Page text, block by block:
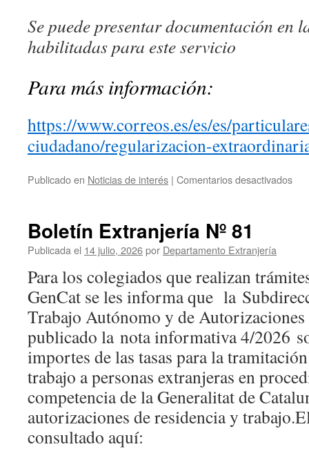
Se puede presentar documentación en
habilitadas para este servicio
Para más información:
https://www.correos.es/es/es/
ciudadano/regularizacion-
Publicado en Noticias de interés | Comentarios desactivadosen
Boletín Extranjería Nº 81
Publicada el 14 julio, 2026por Departamento Extranjería
Para los colegiados que realizan
GenCat se les informa que la
Trabajo Autónomo y de Autorizaciones
publicado la nota informativa 4/2026
importes de las tasas para la
trabajo a personas extranjeras en
competencia de la Generalitat de
autorizaciones de residencia y
consultado aquí: